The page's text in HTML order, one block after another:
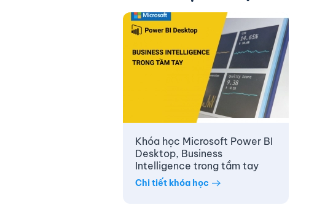
Khóa học Microsoft Power BI
Desktop, Business
Intelligence trong tầm tay
Chi tiết khóa học